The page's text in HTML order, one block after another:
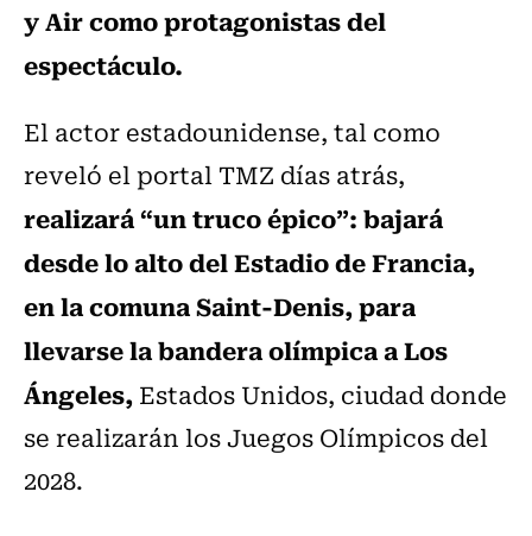
y Air como protagonistas del
espectáculo.
El actor estadounidense, tal como
reveló el portal TMZ días atrás,
realizará “un truco épico”: bajará
desde lo alto del Estadio de Francia,
en la comuna Saint-Denis, para
llevarse la bandera olímpica a Los
Ángeles,Estados Unidos, ciudad donde
se realizarán los Juegos Olímpicos del
2028.